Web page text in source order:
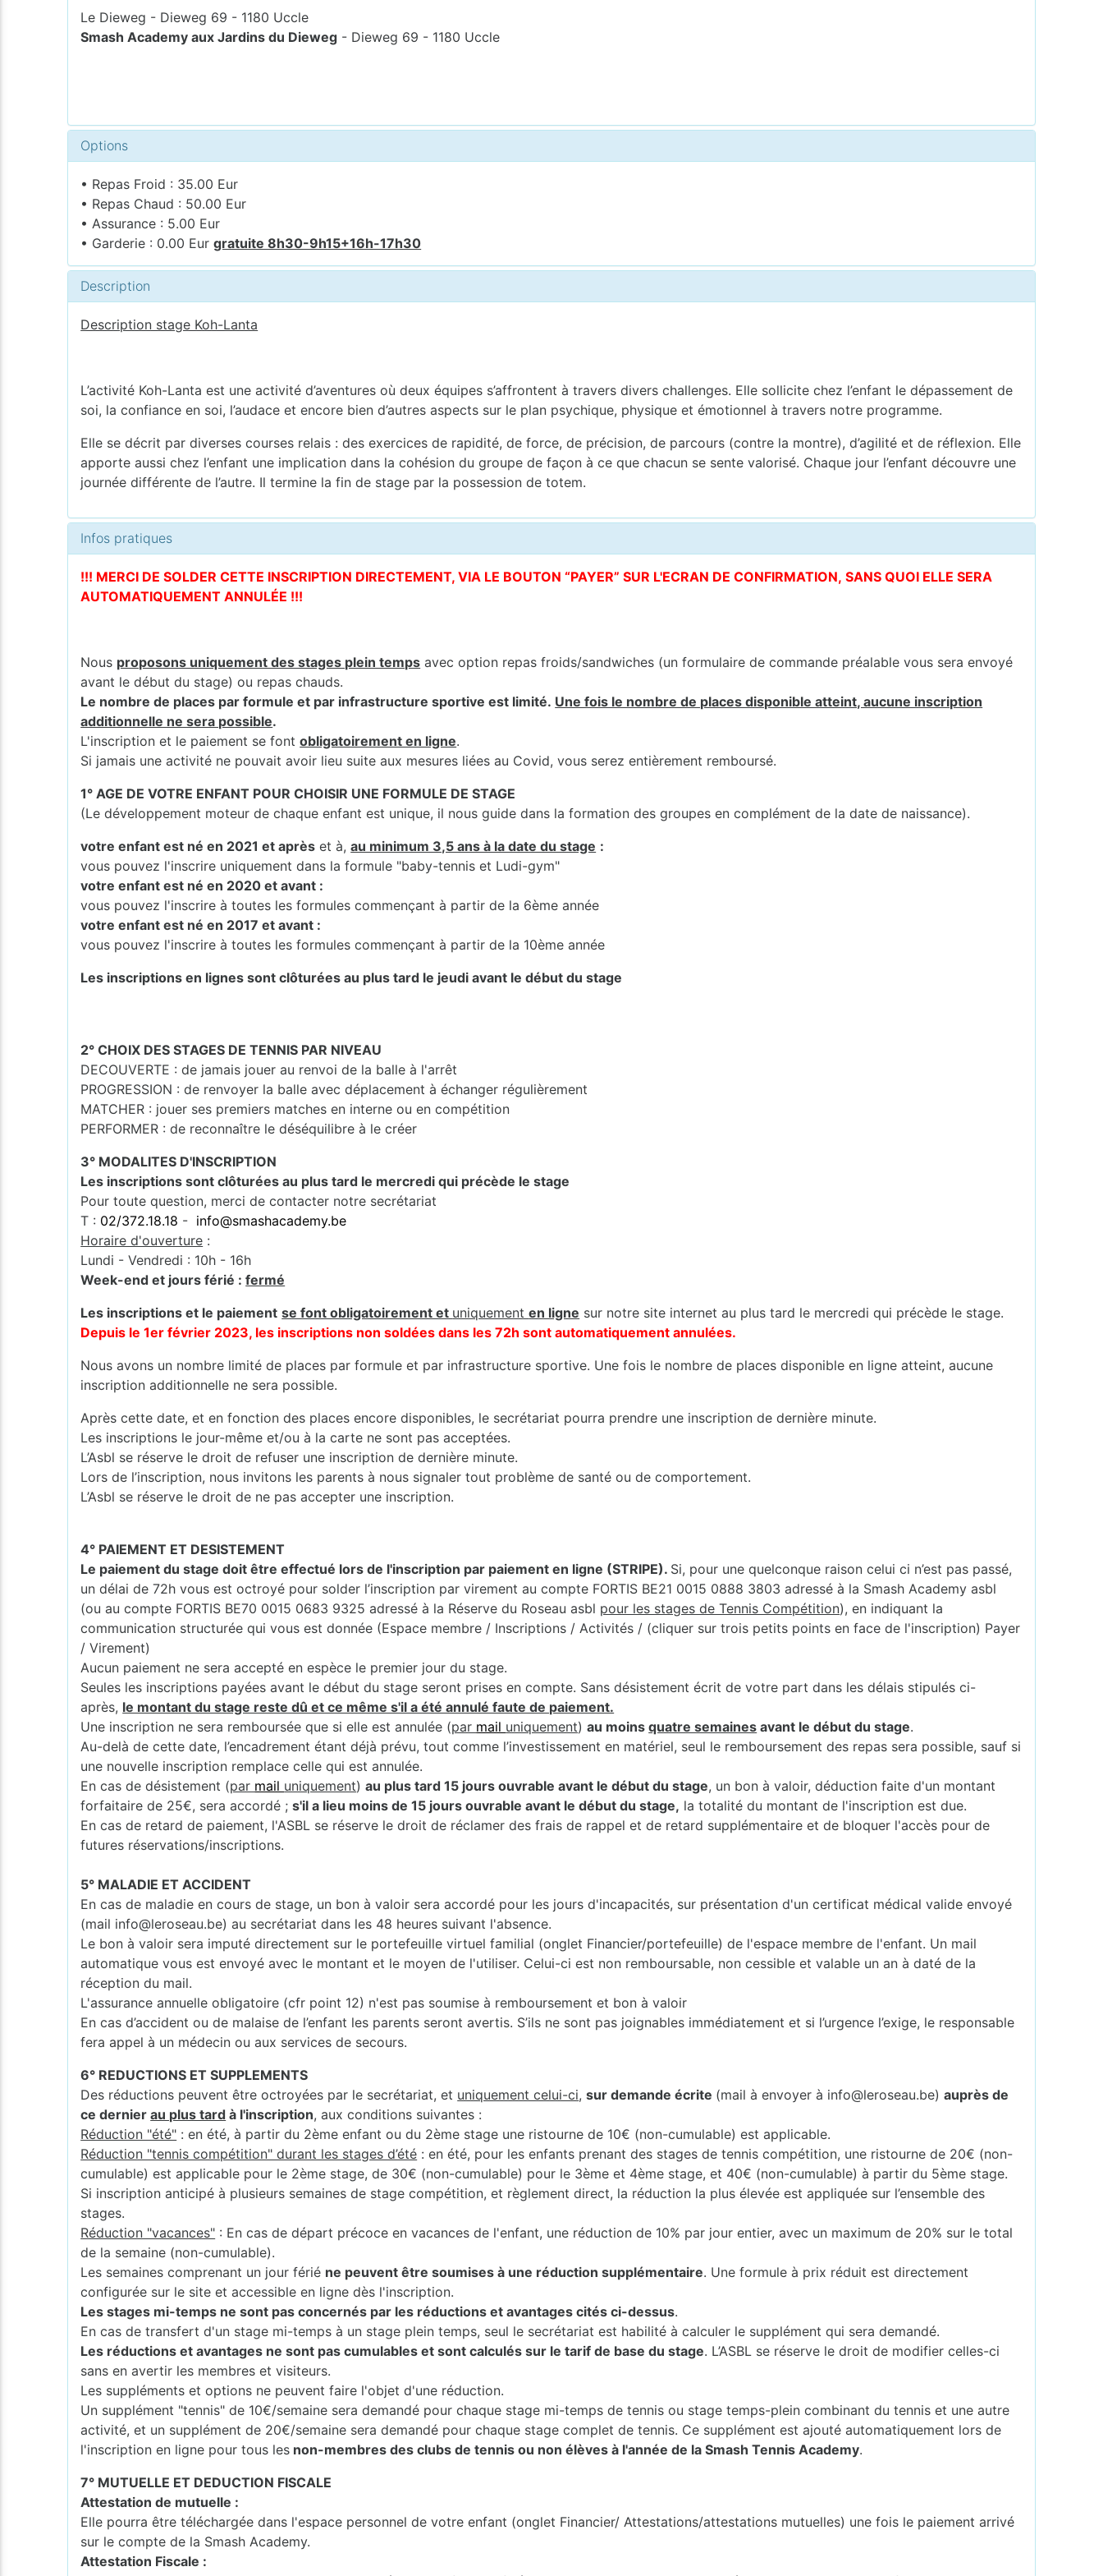
Le Dieweg - Dieweg 69 - 1180 Uccle
Smash Academy aux Jardins du Dieweg - Dieweg 69 - 1180 Uccle
Options
• Repas Froid : 35.00 Eur
• Repas Chaud : 50.00 Eur
• Assurance : 5.00 Eur
• Garderie : 0.00 Eurgratuite 8h30-9h15+16h-17h30
Description
Description stage Koh-Lanta
L’activité Koh-Lanta est une activité d’aventures où deux équipes s’affrontent à travers divers challenges. Elle sollicite chez l’enfant le dépassement de
soi, la confiance en soi, l’audace et encore bien d’autres aspects sur le plan psychique, physique et émotionnel à travers notre programme.
Elle se décrit par diverses courses relais : des exercices de rapidité, de force, de précision, de parcours (contre la montre), d’agilité et de réflexion. Elle
apporte aussi chez l’enfant une implication dans la cohésion du groupe de façon à ce que chacun se sente valorisé. Chaque jour l’enfant découvre une
journée différente de l’autre. Il termine la fin de stage par la possession de totem.
Infos pratiques
!!! MERCI DE SOLDER CETTE INSCRIPTION DIRECTEMENT, VIA LE BOUTON “PAYER” SUR L'ECRAN DE CONFIRMATION, SANS QUOI ELLE SERA
AUTOMATIQUEMENT ANNULÉE !!!
Nous proposons uniquement des stages plein temps avec option repas froids/sandwiches (un formulaire de commande préalable vous sera envoyé
avant le début du stage) ou repas chauds.
Le nombre de places par formule et par infrastructure sportive est limité. Une fois le nombre de places disponible atteint, aucune inscription
additionnelle ne sera possible.
L'inscription et le paiement se fontobligatoirement en ligne.
Si jamais une activité ne pouvait avoir lieu suite aux mesures liées au Covid, vous serez entièrement remboursé.
1° AGE DE VOTRE ENFANT POUR CHOISIR UNE FORMULE DE STAGE
(Le développement moteur de chaque enfant est unique, il nous guide dans la formation des groupes en complément de la date de naissance).
votre enfant est né en 2021 et après et à,au minimum 3,5 ans à la date du stage :
vous pouvez l'inscrire uniquement dans la formule "baby-tennis et Ludi-gym"
votre enfant est né en 2020 et avant :
vous pouvez l'inscrire à toutes les formules commençant à partir de la 6ème année
votre enfant est né en 2017 et avant :
vous pouvez l'inscrire à toutes les formules commençant à partir de la 10ème année
Les inscriptions en lignes sont clôturées au plus tard le jeudi avant le début du stage
2° CHOIX DES STAGES DE TENNIS PAR NIVEAU
DECOUVERTE : de jamais jouer au renvoi de la balle à l'arrêt
PROGRESSION : de renvoyer la balle avec déplacement à échanger régulièrement
MATCHER : jouer ses premiers matches en interne ou en compétition
PERFORMER : de reconnaître le déséquilibre à le créer
3° MODALITES D'INSCRIPTION
Les inscriptions sont clôturées au plus tard le mercredi qui précède le stage
Pour toute question, merci de contacter notre secrétariat
T : 02/372.18.18 - info@smashacademy.be
Horaire d'ouverture :
Lundi - Vendredi : 10h - 16h
Week-end et jours férié :fermé
Les inscriptions et le paiement se font obligatoirement et uniquementen ligne sur notre site internet au plus tard le mercredi qui précède le stage.
Depuis le 1er février 2023, les inscriptions non soldées dans les 72h sont automatiquement annulées.
Nous avons un nombre limité de places par formule et par infrastructure sportive. Une fois le nombre de places disponible en ligne atteint, aucune
inscription additionnelle ne sera possible.
Après cette date, et en fonction des places encore disponibles, le secrétariat pourra prendre une inscription de dernière minute.
Les inscriptions le jour-même et/ou à la carte ne sont pas acceptées.
L’Asbl se réserve le droit de refuser une inscription de dernière minute.
Lors de l’inscription, nous invitons les parents à nous signaler tout problème de santé ou de comportement.
L’Asbl se réserve le droit de ne pas accepter une inscription.
4° PAIEMENT ET DESISTEMENT
Le paiement du stage doit être effectué lors de l'inscription par paiement en ligne (STRIPE). Si, pour une quelconque raison celui ci n’est pas passé,
un délai de 72h vous est octroyé pour solder l’inscription par virement au compte FORTIS BE21 0015 0888 3803 adressé à la Smash Academy asbl
(ou au compte FORTIS BE70 0015 0683 9325 adressé à la Réserve du Roseau asbl pour les stages de Tennis Compétition), en indiquant la
communication structurée qui vous est donnée (Espace membre / Inscriptions / Activités / (cliquer sur trois petits points en face de l'inscription) Payer
/ Virement)
Aucun paiement ne sera accepté en espèce le premier jour du stage.
Seules les inscriptions payées avant le début du stage seront prises en compte. Sans désistement écrit de votre part dans les délais stipulés ci-
après, le montant du stage reste dû et ce même s'il a été annulé faute de paiement.
Une inscription ne sera remboursée que si elle est annulée (par mail uniquement)au moinsquatre semaines avant le début du stage.
Au-delà de cette date, l’encadrement étant déjà prévu, tout comme l’investissement en matériel, seul le remboursement des repas sera possible, sauf si
une nouvelle inscription remplace celle qui est annulée.
En cas de désistement (par mail uniquement)au plus tard 15 jours ouvrable avant le début du stage, un bon à valoir, déduction faite d'un montant
forfaitaire de 25€, sera accordé ;s'il a lieu moins de 15 jours ouvrable avant le début du stage, la totalité du montant de l'inscription est due.
En cas de retard de paiement, l'ASBL se réserve le droit de réclamer des frais de rappel et de retard supplémentaire et de bloquer l'accès pour de
futures réservations/inscriptions.
5° MALADIE ET ACCIDENT
En cas de maladie en cours de stage, un bon à valoir sera accordé pour les jours d'incapacités, sur présentation d'un certificat médical valide envoyé
(mail info@leroseau.be) au secrétariat dans les 48 heures suivant l'absence.
Le bon à valoir sera imputé directement sur le portefeuille virtuel familial (onglet Financier/portefeuille) de l'espace membre de l'enfant. Un mail
automatique vous est envoyé avec le montant et le moyen de l'utiliser. Celui-ci est non remboursable, non cessible et valable un an à daté de la
réception du mail.
L'assurance annuelle obligatoire (cfr point 12) n'est pas soumise à remboursement et bon à valoir
En cas d’accident ou de malaise de l’enfant les parents seront avertis. S’ils ne sont pas joignables immédiatement et si l’urgence l’exige, le responsable
fera appel à un médecin ou aux services de secours.
6° REDUCTIONS ET SUPPLEMENTS
Des réductions peuvent être octroyées par le secrétariat, et uniquement celui-ci,sur demande écrite (mail à envoyer à info@leroseau.be)auprès de
ce dernierau plus tard à l'inscription, aux conditions suivantes :
Réduction "été" : en été, à partir du 2ème enfant ou du 2ème stage une ristourne de 10€ (non-cumulable) est applicable.
Réduction "tennis compétition" durant les stages d’été : en été, pour les enfants prenant des stages de tennis compétition, une ristourne de 20€ (non-
cumulable) est applicable pour le 2ème stage, de 30€ (non-cumulable) pour le 3ème et 4ème stage, et 40€ (non-cumulable) à partir du 5ème stage.
Si inscription anticipé à plusieurs semaines de stage compétition, et règlement direct, la réduction la plus élevée est appliquée sur l’ensemble des
stages.
Réduction "vacances" : En cas de départ précoce en vacances de l'enfant, une réduction de 10% par jour entier, avec un maximum de 20% sur le total
de la semaine (non-cumulable).
Les semaines comprenant un jour férié ne peuvent être soumises à une réduction supplémentaire. Une formule à prix réduit est directement
configurée sur le site et accessible en ligne dès l'inscription.
Les stages mi-temps ne sont pas concernés par les réductions et avantages cités ci-dessus.
En cas de transfert d'un stage mi-temps à un stage plein temps, seul le secrétariat est habilité à calculer le supplément qui sera demandé.
Les réductions et avantages ne sont pas cumulables et sont calculés sur le tarif de base du stage. L’ASBL se réserve le droit de modifier celles-ci
sans en avertir les membres et visiteurs.
Les suppléments et options ne peuvent faire l'objet d'une réduction.
Un supplément "tennis" de 10€/semaine sera demandé pour chaque stage mi-temps de tennis ou stage temps-plein combinant du tennis et une autre
activité, et un supplément de 20€/semaine sera demandé pour chaque stage complet de tennis. Ce supplément est ajouté automatiquement lors de
l'inscription en ligne pour tous les non-membres des clubs de tennis ou non élèves à l'année de la Smash Tennis Academy.
7° MUTUELLE ET DEDUCTION FISCALE
Attestation de mutuelle :
Elle pourra être téléchargée dans l'espace personnel de votre enfant (onglet Financier/ Attestations/attestations mutuelles) une fois le paiement arrivé
sur le compte de la Smash Academy.
Attestation Fiscale :